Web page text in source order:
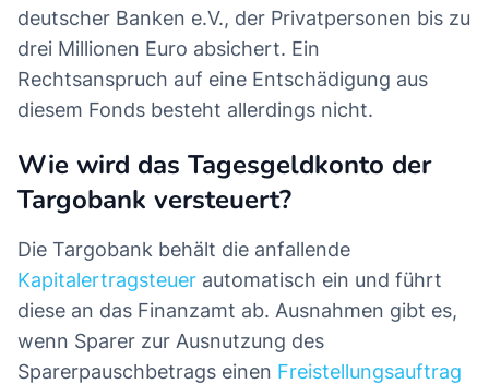
deutscher Banken e.V., der Privatpersonen bis zu
drei Millionen Euro absichert. Ein
Rechtsanspruch auf eine Entschädigung aus
diesem Fonds besteht allerdings nicht.
Wie wird das Tagesgeldkonto der
Targobank versteuert?
Die Targobank behält die anfallende
Kapitalertragsteuer automatisch ein und führt
diese an das Finanzamt ab. Ausnahmen gibt es,
wenn Sparer zur Ausnutzung des
Sparerpauschbetrags einen Freistellungsauftrag